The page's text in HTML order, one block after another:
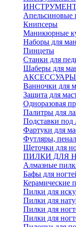
Апельсиновые
Книпсеры
Маникюрные
Наборы для
Пинцеты
Станки для
Шаберы для
Ванночки для
Защита для
Одноразовая
Палитры для
Подставки под
Фартуки для
Футляры,
Щеточки для
ПИЛКИ ДЛЯ
Алмазные
Бафы для
Керамические
Пилки для
Пилки для
Пилки для
Пилки для